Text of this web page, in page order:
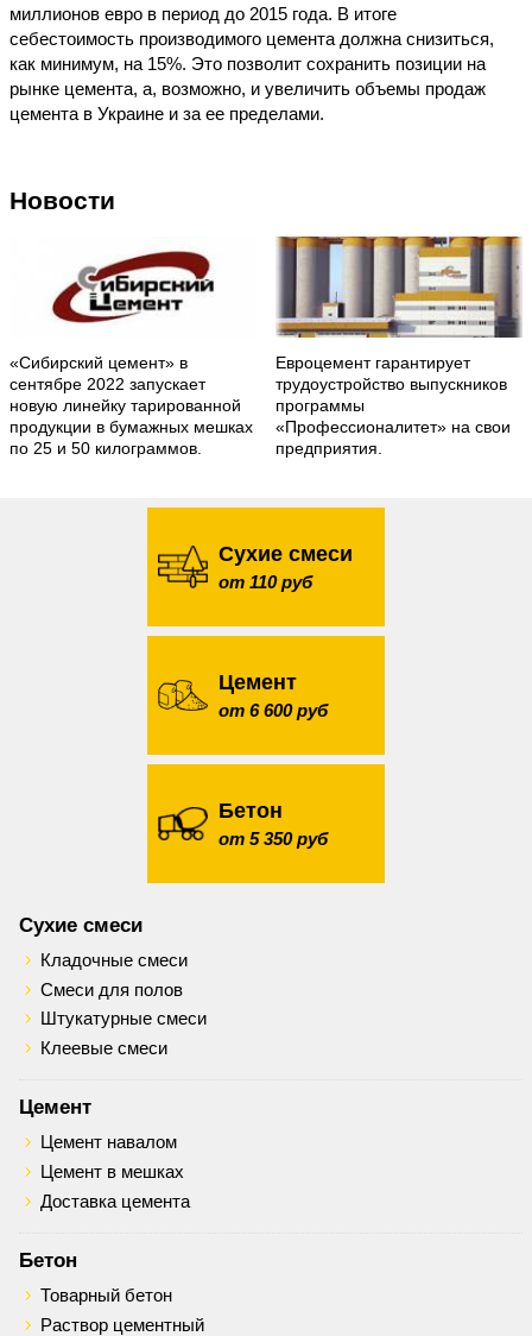
миллионов евро в период до 2015 года. В итоге
себестоимость производимого цемента должна снизиться,
как минимум, на 15%. Это позволит сохранить позиции на
рынке цемента, а, возможно, и увеличить объемы продаж
цемента в Украине и за ее пределами.
Новости
«Сибирский цемент» в
сентябре 2022 запускает
новую линейку тарированной
продукции в бумажных мешках
по 25 и 50 килограммов.
Евроцемент гарантирует
трудоустройство выпускников
программы
«Профессионалитет» на свои
предприятия.
Сухие смеси
от 110 руб
Цемент
от 6 600 руб
Бетон
от 5 350 руб
Сухие смеси
Кладочные смеси
Смеси для полов
Штукатурные смеси
Клеевые смеси
Цемент
Цемент навалом
Цемент в мешках
Доставка цемента
Бетон
Товарный бетон
Раствор цементный